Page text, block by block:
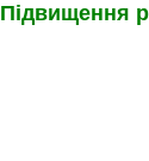
Підвищення